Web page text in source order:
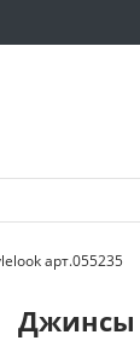
арт.055235
Джинсы